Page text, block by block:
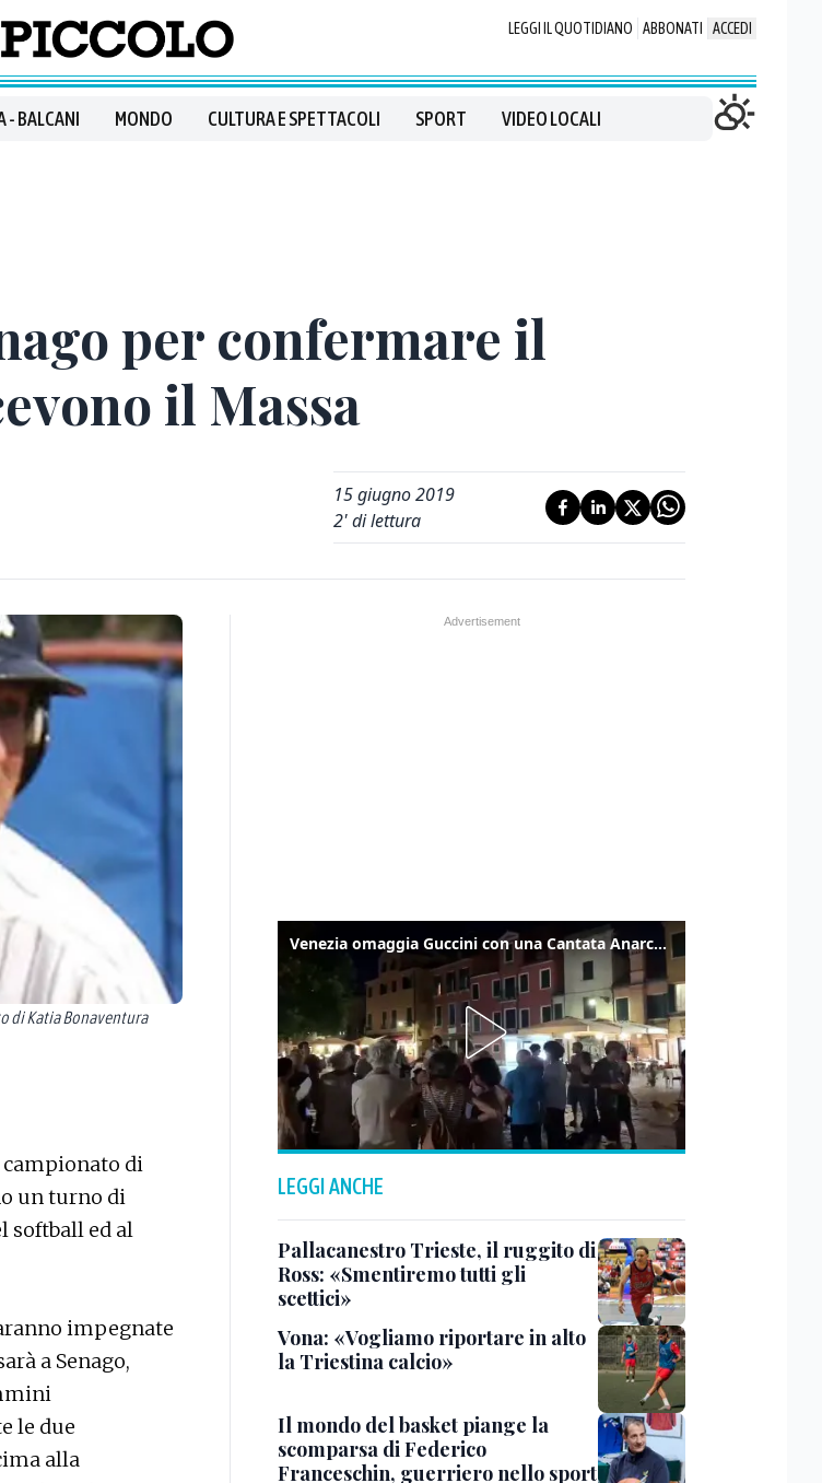
LEGGI IL QUOTIDIANO ABBONATI ACCEDI
- BALCANI MONDO CULTURA E SPETTACOLI SPORT VIDEO LOCALI
per confermare il
il Massa
15 giugno 2019
2' di lettura
di Katia Bonaventura
di
un turno di
softball ed al
impegnate
a Senago,
le due
alla
Venezia omaggia Guccini con una Cantata Anarchica in campo Santa Margherita
LEGGI ANCHE
Pallacanestro Trieste, il ruggito di
Ross: «Smentiremo tutti gli
scettici»
Vona: «Vogliamo riportare in alto
la Triestina calcio»
Il mondo del basket piange la
scomparsa di Federico
Franceschin, guerriero nello sport